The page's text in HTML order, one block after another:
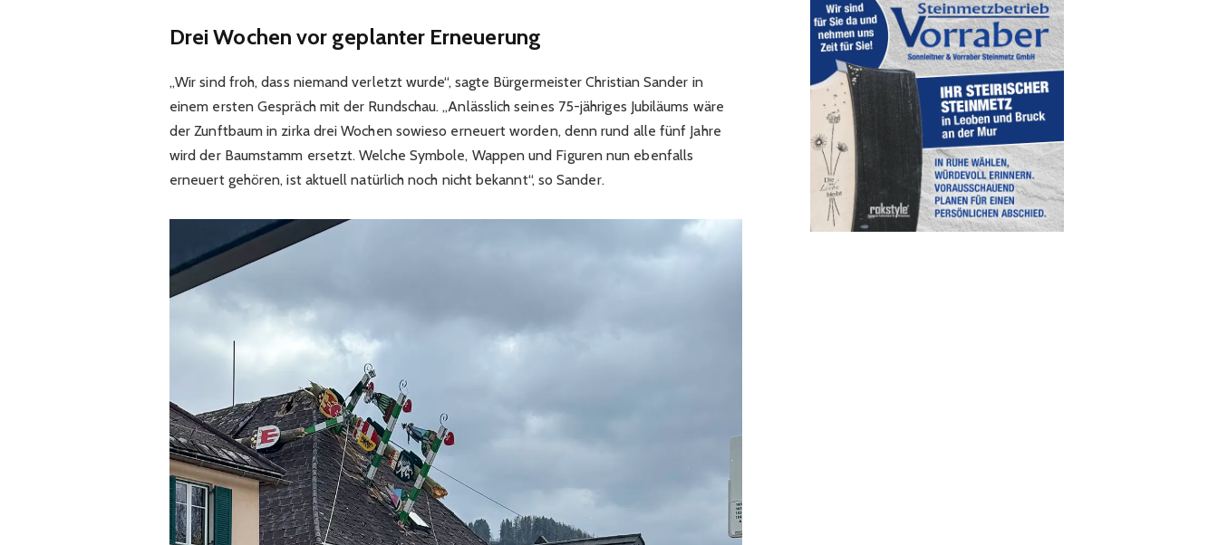
Drei Wochen vor geplanter Erneuerung
„Wir sind froh, dass niemand verletzt wurde“, sagte Bürgermeister Christian Sander in
einem ersten Gespräch mit der Rundschau. „Anlässlich seines 75-jähriges Jubiläums wäre
der Zunftbaum in zirka drei Wochen sowieso erneuert worden, denn rund alle fünf Jahre
wird der Baumstamm ersetzt. Welche Symbole, Wappen und Figuren nun ebenfalls
erneuert gehören, ist aktuell natürlich noch nicht bekannt“, so Sander.